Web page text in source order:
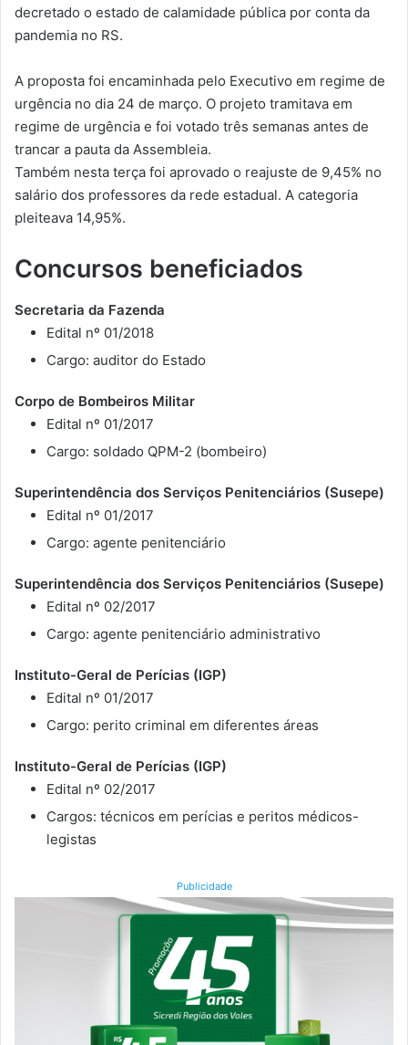
decretado o estado de calamidade pública por conta da
pandemia no RS.
A proposta foi encaminhada pelo Executivo em regime de
urgência no dia 24 de março. O projeto tramitava em
regime de urgência e foi votado três semanas antes de
trancar a pauta da Assembleia.
Também nesta terça foi aprovado o reajuste de 9,45% no
salário dos professores da rede estadual. A categoria
pleiteava 14,95%.
Concursos beneficiados
Secretaria da Fazenda
Edital nº 01/2018
Cargo: auditor do Estado
Corpo de Bombeiros Militar
Edital nº 01/2017
Cargo: soldado QPM-2 (bombeiro)
Superintendência dos Serviços Penitenciários (Susepe)
Edital nº 01/2017
Cargo: agente penitenciário
Superintendência dos Serviços Penitenciários (Susepe)
Edital nº 02/2017
Cargo: agente penitenciário administrativo
Instituto-Geral de Perícias (IGP)
Edital nº 01/2017
Cargo: perito criminal em diferentes áreas
Instituto-Geral de Perícias (IGP)
Edital nº 02/2017
Cargos: técnicos em perícias e peritos médicos-
legistas
Publicidade